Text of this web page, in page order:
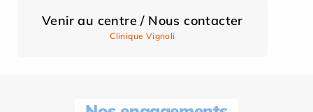
Venir au centre / Nous contacter
Clinique Vignoli